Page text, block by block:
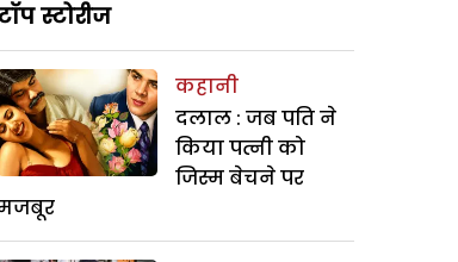
स्टोरीज
कहानी
दलाल : जब पति ने
किया पत्नी को
जिस्म बेचने पर